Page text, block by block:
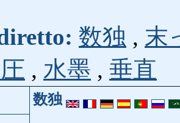
数独 , 末
, 水墨 , 垂直
数独